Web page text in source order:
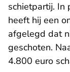
schietpartij. In
heeft hij een
afgelegd dat
geschoten.
4.800 euro